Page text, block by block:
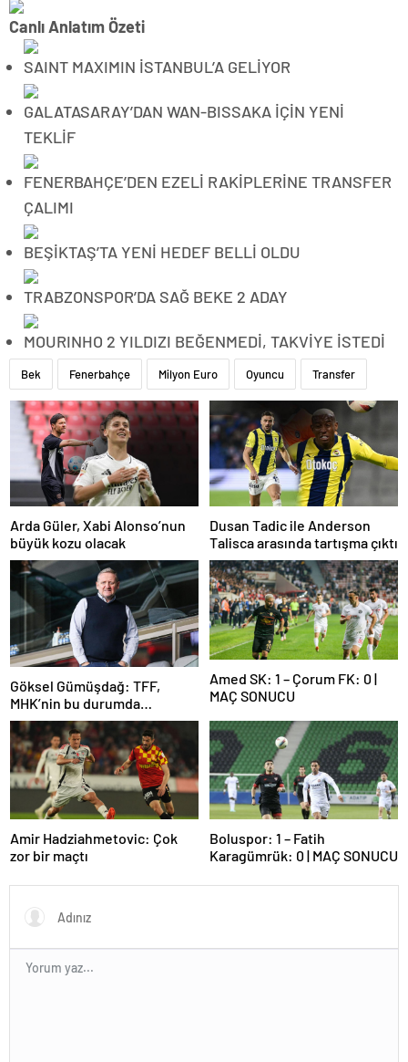
Canlı Anlatım Özeti
SAINT MAXIMIN İSTANBUL’A GELİYOR
GALATASARAY’DAN WAN-BISSAKA İÇİN YENİ
TEKLİF
FENERBAHÇE’DEN EZELİ RAKİPLERİNE TRANSFER
ÇALIMI
BEŞİKTAŞ’TA YENİ HEDEF BELLİ OLDU
TRABZONSPOR’DA SAĞ BEKE 2 ADAY
MOURINHO 2 YILDIZI BEĞENMEDİ, TAKVİYE İSTEDİ
Bek Fenerbahçe Milyon Euro Oyuncu Transfer
Arda Güler, Xabi Alonso’nun
büyük kozu olacak
Dusan Tadic ile Anderson
Talisca arasında tartışma çıktı
Göksel Gümüşdağ: TFF,
MHK’nin bu durumda
olmasının sorumlusudur
Amed SK: 1 – Çorum FK: 0 |
MAÇ SONUCU
Amir Hadziahmetovic: Çok
zor bir maçtı
Boluspor: 1 – Fatih
Karagümrük: 0 | MAÇ SONUCU